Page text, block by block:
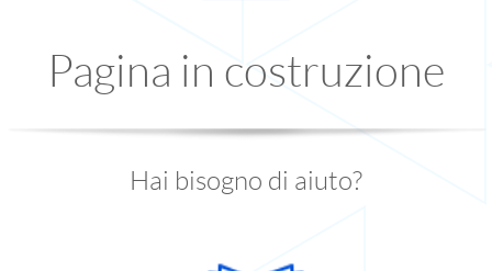
Pagina in costruzione
Hai bisogno di aiuto?